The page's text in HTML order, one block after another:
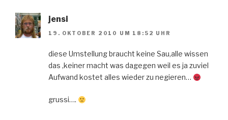
jensi
19. OKTOBER 2010 UM 18:52 UHR
diese Umstellung braucht keine Sau,alle wissen
das ,keiner macht was dagegen weil es ja zuviel
Aufwand kostet alles wieder zu negieren…
grussi….